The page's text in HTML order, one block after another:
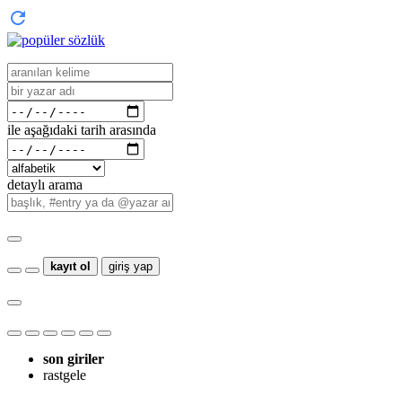
ile aşağıdaki tarih arasında
detaylı arama
kayıt ol giriş yap
son giriler
rastgele